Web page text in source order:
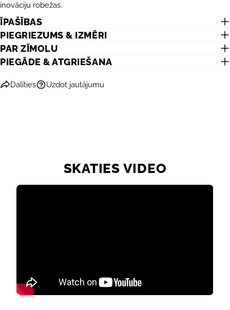
inovāciju robežas.
ĪPAŠĪBAS
PIEGRIEZUMS & IZMĒRI
PAR ZĪMOLU
PIEGĀDE & ATGRIEŠANA
Dalīties
Dalīties
Dalīties
Facebook
DalītiesPiespraust
Uzdot jautājumu
Jūsu
Jūsu
Lauki, kas atzīmēti ar *, ir obligāti.
SKATIES VIDEO